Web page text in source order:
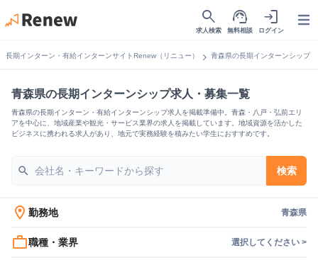
search
求人検索
support_agent
無料相談
login
ログイン
長期インターン・有給インターンサイトRenew（リニュー） chevron_right 青森県の長期インターンシップ
青森県の長期インターンシップ求人・募集一覧
青森県の長期インターン・有給インターンシップ求人を掲載準備中。青森・八戸・弘前エリ
アを中心に、地域産業や観光・サービス業界の求人を掲載しています。地域資源を活かした
ビジネスに携われる求人があり、地元で実務経験を積みたい学生におすすめです。
search 検索
location_on 勤務地 青森県
work_outline職種・業界 選択してください >